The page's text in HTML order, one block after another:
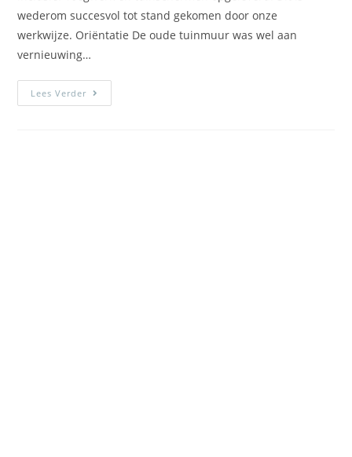
wederom succesvol tot stand gekomen door onze
werkwijze. Oriëntatie De oude tuinmuur was wel aan
vernieuwing…
Lees Verder